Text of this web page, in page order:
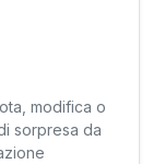
modifica o
sorpresa da